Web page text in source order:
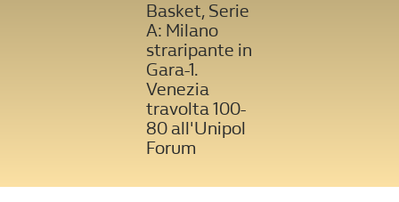
Basket, Serie
A: Milano
straripante in
Gara-1.
Venezia
travolta 100-
80 all'Unipol
Forum